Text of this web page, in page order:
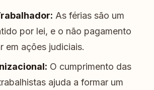
As férias são um
por lei, e o não pagamento
em ações judiciais.
O cumprimento das
ajuda a formar um